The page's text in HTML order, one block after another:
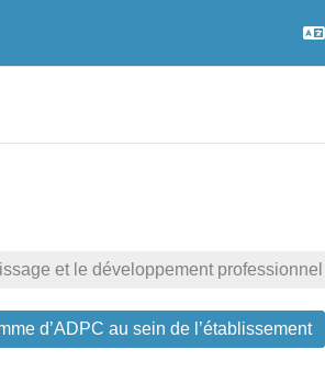
et le développement
d’ADPC au sein de l’établissement